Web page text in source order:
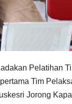
Pelatihan
Tim
Jorong